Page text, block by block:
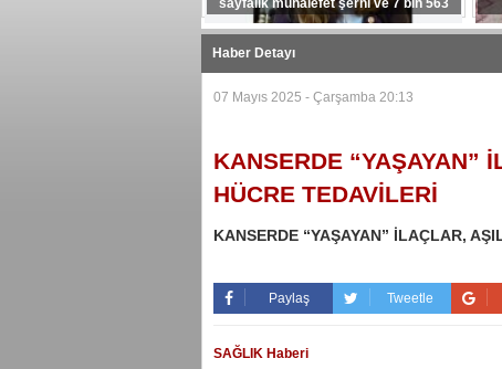
sayfalık muhalefet şerhi ve 7 bin 563
şehidin adı kayıtlarda
Haber Detayı
07 Mayıs 2025 - Çarşamba 20:13
KANSERDE “YAŞAYAN”
HÜCRE TEDAVİLERİ
KANSERDE “YAŞAYAN” İLAÇLAR,
Paylaş Tweetle
SAĞLIK Haberi